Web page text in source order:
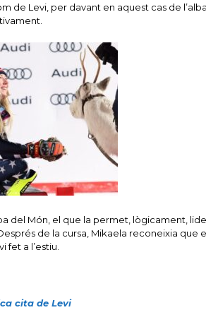
de Levi, per davant en aquest cas de
del Món, el que la permet, lògicament,
de la cursa, Mikaela reconeixia que
fet a l’estiu.
cita de Levi